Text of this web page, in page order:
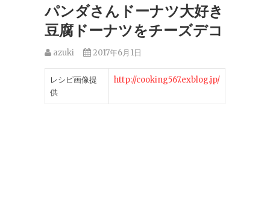
パンダさんドーナツ大好き
豆腐ドーナツをチーズデコ
azuki 2017年6月1日
レシピ画像提
供
http://cooking567.exblog.jp/